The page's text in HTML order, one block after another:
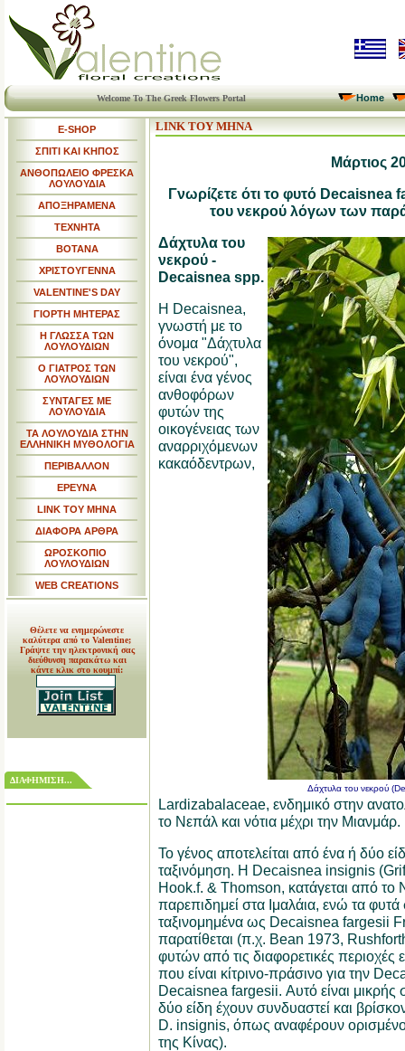
Welcome To The Greek Flowers Portal Home
E-SHOP
ΣΠΙΤΙ ΚΑΙ ΚΗΠΟΣ
ΑΝΘΟΠΩΛΕΙΟ ΦΡΕΣΚΑ
ΛΟΥΛΟΥΔΙΑ
ΑΠΟΞΗΡΑΜΕΝΑ
ΤΕΧΝΗΤΑ
ΒΟΤΑΝΑ
ΧΡΙΣΤΟΥΓΕΝΝΑ
VALENTINE'S DAY
ΓΙΟΡΤΗ ΜΗΤΕΡΑΣ
Η ΓΛΩΣΣΑ ΤΩΝ
ΛΟΥΛΟΥΔΙΩΝ
Ο ΓΙΑΤΡΟΣ ΤΩΝ
ΛΟΥΛΟΥΔΙΩΝ
ΣΥΝΤΑΓΕΣ ΜΕ
ΛΟΥΛΟΥΔΙΑ
ΤΑ ΛΟΥΛΟΥΔΙΑ ΣΤΗΝ
ΕΛΛΗΝΙΚΗ ΜΥΘΟΛΟΓΙΑ
ΠΕΡΙΒΑΛΛΟΝ
ΕΡΕΥΝΑ
LINK TOY MHNA
ΔΙΑΦΟΡΑ ΑΡΘΡΑ
ΩΡΟΣΚΟΠΙΟ
ΛΟΥΛΟΥΔΙΩΝ
WEB CREATIONS
Θέλετε να ενημερώνεστε
καλύτερα από το Valentine;
Γράψτε την ηλεκτρονική σας
διεύθυνση παρακάτω και
κάντε κλικ στο κουμπί:
ΔΙΑΦΗΜΙΣΗ...
LINK ΤΟΥ ΜΗΝΑ
Μάρτιος
Γνωρίζετε ότι το φυτό Decaisnea
του νεκρού λόγων των
Δάχτυλα του νεκρού
Δάχτυλα του
νεκρού-
Decaisnea spp.
Η Decaisnea,
γνωστή με το
όνομα "Δάχτυλα
του νεκρού",
είναι ένα γένος
ανθοφόρων
φυτών της
οικογένειας των
αναρριχόμενων
κακαόδεντρων,
Lardizabalaceae, ενδημικό στην
το Νεπάλ και νότια μέχρι την Μιανμάρ.
Το γένος αποτελείται από ένα ή δύο
ταξινόμηση. H Decaisnea insignis
Hook.f. & Thomson, κατάγεται από το
παρεπιδημεί στα Ιμαλάια, ενώ τα φυτά
ταξινομημένα ως Decaisnea fargesii
παρατίθεται (π.χ. Bean 1973,
φυτών από τις διαφορετικές
που είναι κίτρινο-πράσινο για την
Decaisnea fargesii. Αυτό είναι
δύο είδη έχουν συνδυαστεί και
D. insignis, όπως αναφέρουν
της Κίνας).